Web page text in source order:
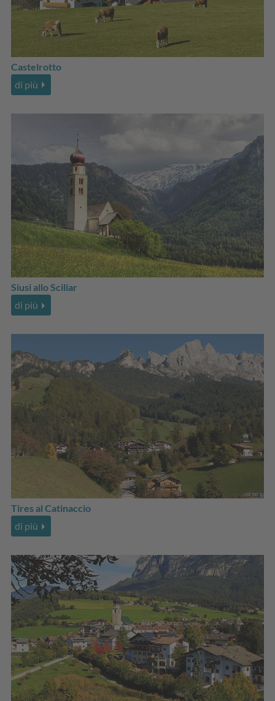
Castelrotto
di più
Siusi allo Sciliar
di più
Tires al Catinaccio
di più